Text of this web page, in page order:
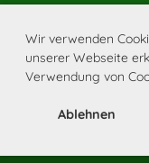
Wir verwenden
unserer Webseite
Verwendung von
AblehnenErstellt